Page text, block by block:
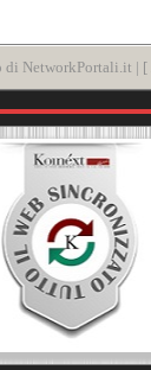
di NetworkPortali.it | [